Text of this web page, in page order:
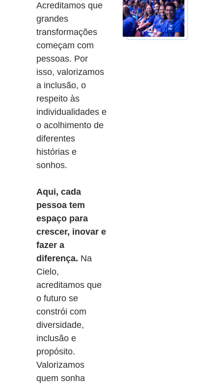
Acreditamos que
grandes
transformações
começam com
pessoas. Por
isso, valorizamos
a inclusão, o
respeito às
individualidades e
o acolhimento de
diferentes
histórias e
sonhos.
Aqui, cada
pessoa tem
espaço para
crescer, inovar e
fazer a
diferença. Na
Cielo,
acreditamos que
o futuro se
constrói com
diversidade,
inclusão e
propósito.
Valorizamos
quem sonha